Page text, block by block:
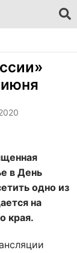
в День
одно из
на
края.